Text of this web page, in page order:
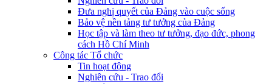
Đưa nghị quyết của Đảng vào cuộc sống
Bảo vệ nền tảng tư tưởng của Đảng
Học tập và làm theo tư tưởng, đạo đức, phong
cách Hồ Chí Minh
Công tác Tổ chức
Tin hoạt động
Nghiên cứu - Trao đổi